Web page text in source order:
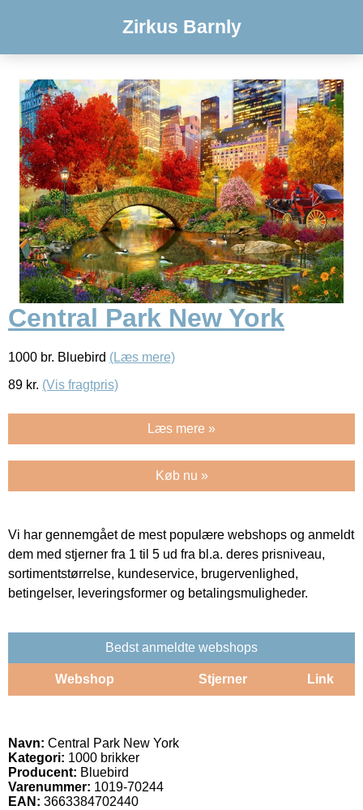
Zirkus Barnly
Central Park New York
1000 br. Bluebird (Læs mere)
89 kr. (Vis fragtpris)
Læs mere »
Køb nu »
Vi har gennemgået de mest populære webshops og anmeldt
dem med stjerner fra 1 til 5 ud fra bl.a. deres prisniveau,
sortimentstørrelse, kundeservice, brugervenlighed,
betingelser, leveringsformer og betalingsmuligheder.
Bedst anmeldte webshops
Webshop Stjerner Link
Navn: Central Park New York
Kategori: 1000 brikker
Producent: Bluebird
Varenummer: 1019-70244
EAN: 3663384702440